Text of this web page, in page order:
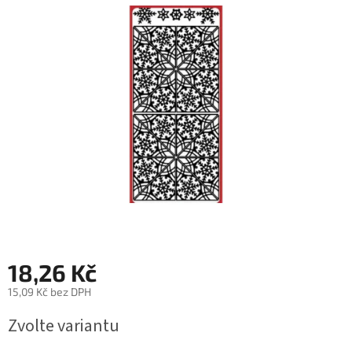
18,26 Kč
15,09 Kč bez DPH
cena:
Zvolte variantu